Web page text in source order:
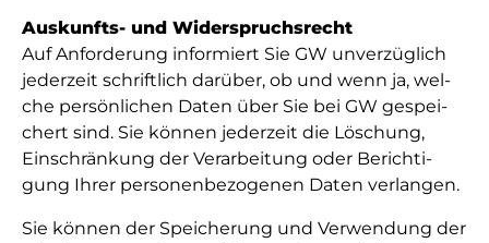
Aus­kunfts- und Wi­der­spruchs­recht
Auf An­for­de­rung in­for­miert Sie GW un­ver­züg­lich
je­der­zeit schrift­lich da­rü­ber, ob und wenn ja, wel­
che per­sön­li­chen Da­ten über Sie bei GW ge­spei­
chert sind. Sie kön­nen je­der­zeit die Lö­schung,
Einschränkung der Verarbeitung oder Be­rich­ti­
gung Ihrer per­so­nen­be­zo­ge­nen Da­ten ver­lan­gen.
Sie kön­nen der Spei­che­rung und Ver­wen­dung der